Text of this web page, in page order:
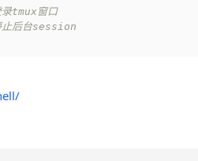
录tmux窗口
台session